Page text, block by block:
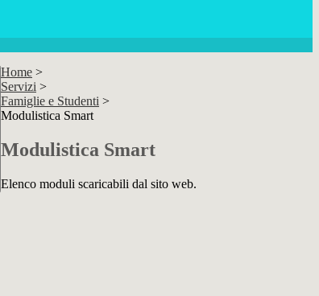
Home >
Servizi >
Famiglie e Studenti >
Modulistica Smart
Modulistica Smart
Elenco moduli scaricabili dal sito web.